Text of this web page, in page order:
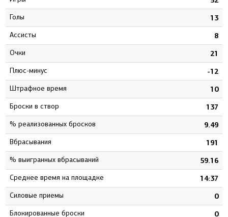
Голы 13
Ассисты 8
Очки 21
Плюс-минус -12
штрафное время 10
Броски в створ 137
% реализованных бросков 9.49
Вбрасывания 191
% выигранных вбрасываний 59.16
Среднее время на площадке 14:37
Силовые приемы 0
Блокированные броски 0